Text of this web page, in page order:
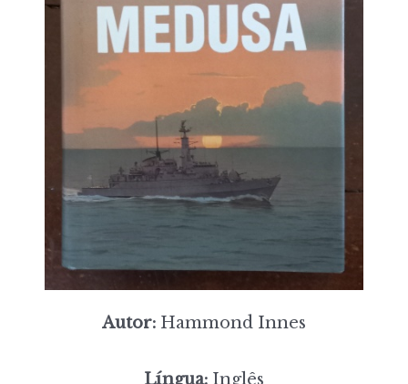
Autor: Hammond Innes
Língua: Inglês